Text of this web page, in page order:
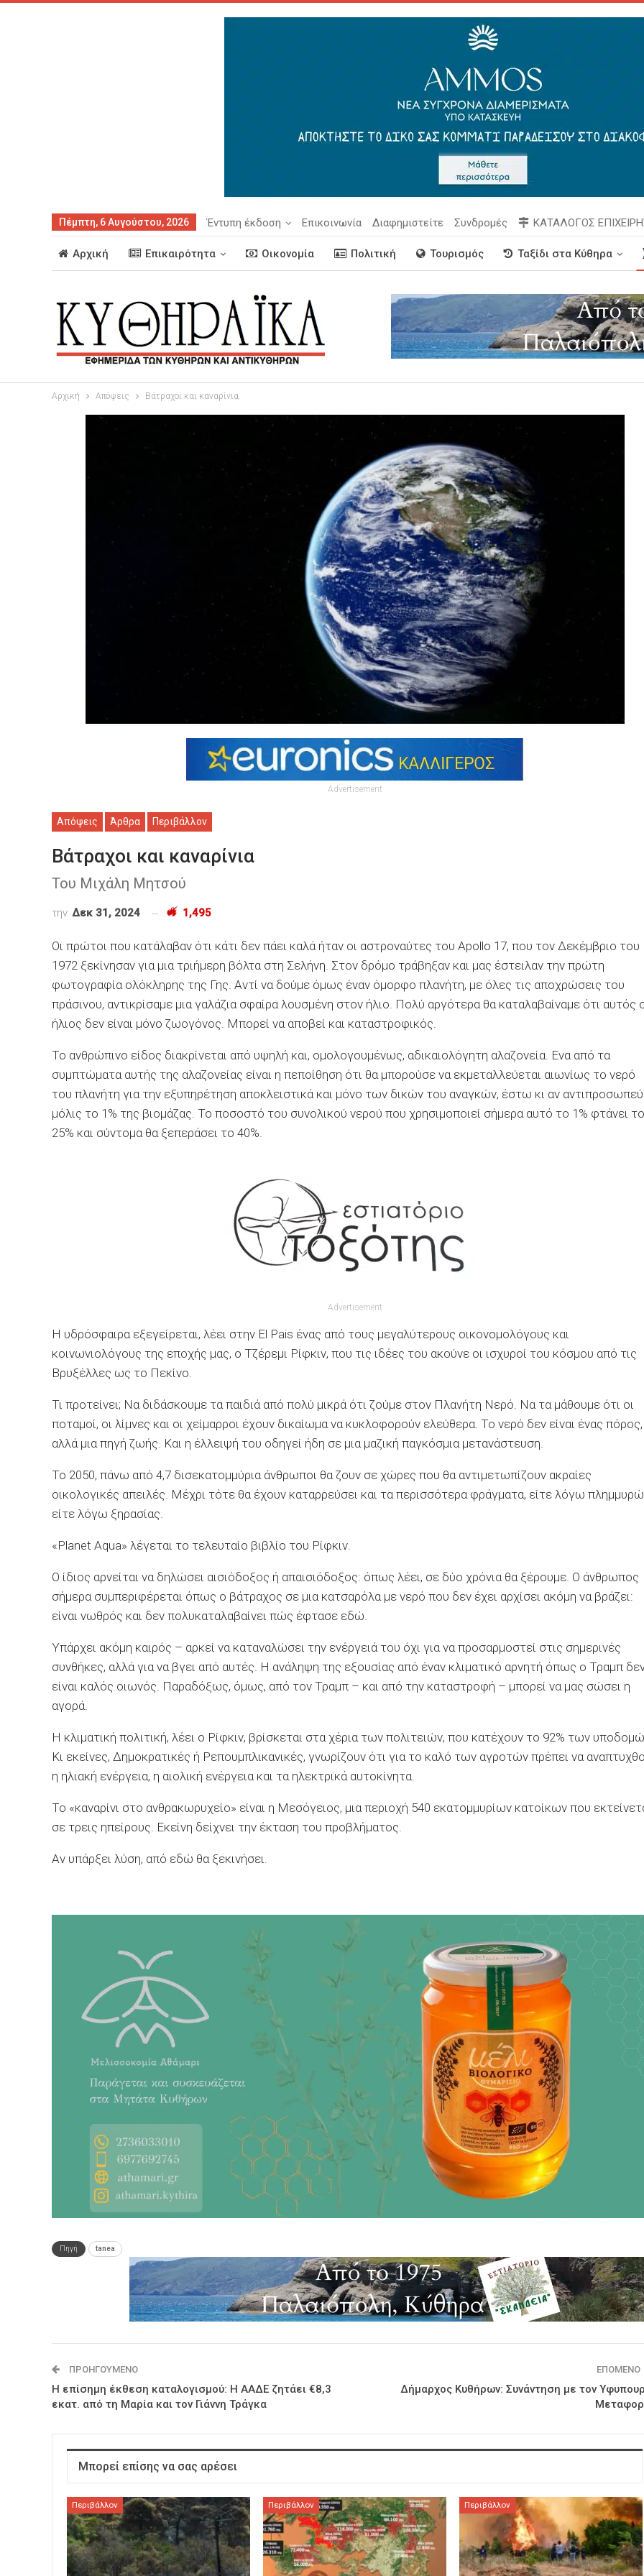
Πέμπτη, 6 Αυγούστου, 2026 Έντυπη έκδοση Επικοινωνία Διαφημιστείτε Συνδρομές ΚΑΤΑΛΟΓΟΣ
Αρχική Επικαιρότητα Οικονομία Πολιτική Τουρισμός Ταξίδι στα Κύθηρα
Αρχική Απόψεις Βάτραχοι και καναρίνια
Advertisement
Απόψεις Άρθρα Περιβάλλον
Βάτραχοι και καναρίνια
Του Μιχάλη Μητσού
την Δεκ 31, 2024 1,495
Oι πρώτοι που κατάλαβαν ότι κάτι δεν πάει καλά ήταν οι αστροναύτες του Apollo 17, που τον Δεκέμβριο του
1972 ξεκίνησαν για μια τριήμερη βόλτα στη Σελήνη. Στον δρόμο τράβηξαν και μας έστειλαν την πρώτη
φωτογραφία ολόκληρης της Γης. Αντί να δούμε όμως έναν όμορφο πλανήτη, με όλες τις αποχρώσεις του
πράσινου, αντικρίσαμε μια γαλάζια σφαίρα λουσμένη στον ήλιο. Πολύ αργότερα θα καταλαβαίναμε ότι αυτός
ήλιος δεν είναι μόνο ζωογόνος. Μπορεί να αποβεί και καταστροφικός.
Το ανθρώπινο είδος διακρίνεται από υψηλή και, ομολογουμένως, αδικαιολόγητη αλαζονεία. Ενα από τα
συμπτώματα αυτής της αλαζονείας είναι η πεποίθηση ότι θα μπορούσε να εκμεταλλεύεται αιωνίως το νερό
του πλανήτη για την εξυπηρέτηση αποκλειστικά και μόνο των δικών του αναγκών, έστω κι αν
μόλις το 1% της βιομάζας. Το ποσοστό του συνολικού νερού που χρησιμοποιεί σήμερα αυτό το 1% φτάνει το
25% και σύντομα θα ξεπεράσει το 40%.
Advertisement
H υδρόσφαιρα εξεγείρεται, λέει στην El Pais ένας από τους μεγαλύτερους οικονομολόγους και
κοινωνιολόγους της εποχής μας, ο Τζέρεμι Ρίφκιν, που τις ιδέες του ακούνε οι ισχυροί του κόσμου από τις
Βρυξέλλες ως το Πεκίνο.
Τι προτείνει; Να διδάσκουμε τα παιδιά από πολύ μικρά ότι ζούμε στον Πλανήτη Νερό. Να τα μάθουμε ότι οι
ποταμοί, οι λίμνες και οι χείμαρροι έχουν δικαίωμα να κυκλοφορούν ελεύθερα. Το νερό δεν είναι ένας πόρος,
αλλά μια πηγή ζωής. Και η έλλειψή του οδηγεί ήδη σε μια μαζική παγκόσμια μετανάστευση.
Το 2050, πάνω από 4,7 δισεκατομμύρια άνθρωποι θα ζουν σε χώρες που θα αντιμετωπίζουν ακραίες
οικολογικές απειλές. Μέχρι τότε θα έχουν καταρρεύσει και τα περισσότερα φράγματα, είτε λόγω
είτε λόγω ξηρασίας.
«Planet Aqua» λέγεται το τελευταίο βιβλίο του Ρίφκιν.
O ίδιος αρνείται να δηλώσει αισιόδοξος ή απαισιόδοξος: όπως λέει, σε δύο χρόνια θα ξέρουμε. Ο άνθρωπος
σήμερα συμπεριφέρεται όπως ο βάτραχος σε μια κατσαρόλα με νερό που δεν έχει αρχίσει ακόμη να βράζει:
είναι νωθρός και δεν πολυκαταλαβαίνει πώς έφτασε εδώ.
Υπάρχει ακόμη καιρός – αρκεί να καταναλώσει την ενέργειά του όχι για να προσαρμοστεί στις σημερινές
συνθήκες, αλλά για να βγει από αυτές. Η ανάληψη της εξουσίας από έναν κλιματικό αρνητή όπως ο Τραμπ
είναι καλός οιωνός. Παραδόξως, όμως, από τον Τραμπ – και από την καταστροφή – μπορεί να μας σώσει η
αγορά.
Η κλιματική πολιτική, λέει ο Ρίφκιν, βρίσκεται στα χέρια των πολιτειών, που κατέχουν το 92% των
Κι εκείνες, Δημοκρατικές ή Ρεπουμπλικανικές, γνωρίζουν ότι για το καλό των αγροτών πρέπει να
η ηλιακή ενέργεια, η αιολική ενέργεια και τα ηλεκτρικά αυτοκίνητα.
Το «καναρίνι στο ανθρακωρυχείο» είναι η Μεσόγειος, μια περιοχή 540 εκατομμυρίων κατοίκων που
σε τρεις ηπείρους. Εκείνη δείχνει την έκταση του προβλήματος.
Αν υπάρξει λύση, από εδώ θα ξεκινήσει.
Πηγή tanea
ΠΡΟΗΓΟΎΜΕΝΟ
Η επίσημη έκθεση καταλογισμού: Η ΑΑΔΕ ζητάει €8,3
εκατ. από τη Μαρία και τον Γιάννη Τράγκα
ΕΠΌΜΕΝΟ
Δήμαρχος Κυθήρων: Συνάντηση με τον
Μπορεί επίσης να σας αρέσει
Περιβάλλον Περιβάλλον Περιβάλλον